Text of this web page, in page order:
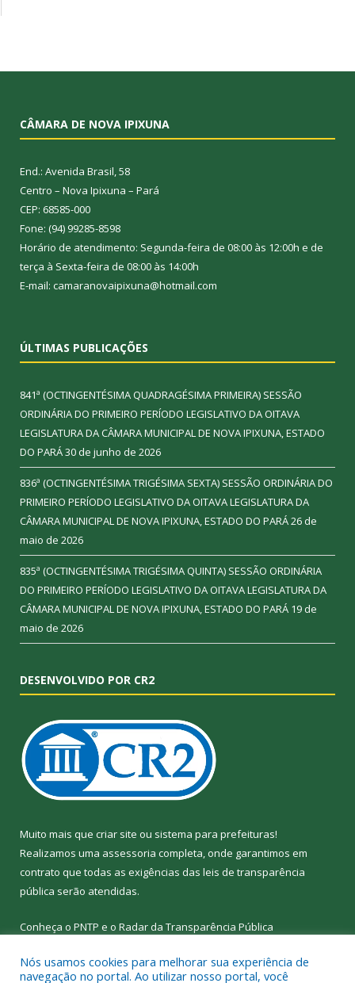
CÂMARA DE NOVA IPIXUNA
End.: Avenida Brasil, 58
Centro – Nova Ipixuna – Pará
CEP: 68585-000
Fone: (94) 99285-8598
Horário de atendimento: Segunda-feira de 08:00 às 12:00h e de
terça à Sexta-feira de 08:00 às 14:00h
E-mail: camaranovaipixuna@hotmail.com
ÚLTIMAS PUBLICAÇÕES
841ª (OCTINGENTÉSIMA QUADRAGÉSIMA PRIMEIRA) SESSÃO
ORDINÁRIA DO PRIMEIRO PERÍODO LEGISLATIVO DA OITAVA
LEGISLATURA DA CÂMARA MUNICIPAL DE NOVA IPIXUNA, ESTADO
DO PARÁ30 de junho de 2026
836ª (OCTINGENTÉSIMA TRIGÉSIMA SEXTA) SESSÃO ORDINÁRIA DO
PRIMEIRO PERÍODO LEGISLATIVO DA OITAVA LEGISLATURA DA
CÂMARA MUNICIPAL DE NOVA IPIXUNA, ESTADO DO PARÁ26 de
maio de 2026
835ª (OCTINGENTÉSIMA TRIGÉSIMA QUINTA) SESSÃO ORDINÁRIA
DO PRIMEIRO PERÍODO LEGISLATIVO DA OITAVA LEGISLATURA DA
CÂMARA MUNICIPAL DE NOVA IPIXUNA, ESTADO DO PARÁ 19 de
maio de 2026
DESENVOLVIDO POR CR2
Muito mais que criar site ou sistema para prefeituras!
Realizamos uma assessoria completa, onde garantimos em
contrato que todas as exigências das leis de transparência
pública serão atendidas.
Conheça o PNTP e o Radar da Transparência Pública
Nós usamos cookies para melhorar sua experiência de
navegação no portal. Ao utilizar nosso portal, você